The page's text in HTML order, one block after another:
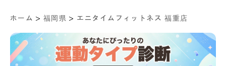
ホーム > 福岡県 > エニタイムフィットネス 福重店